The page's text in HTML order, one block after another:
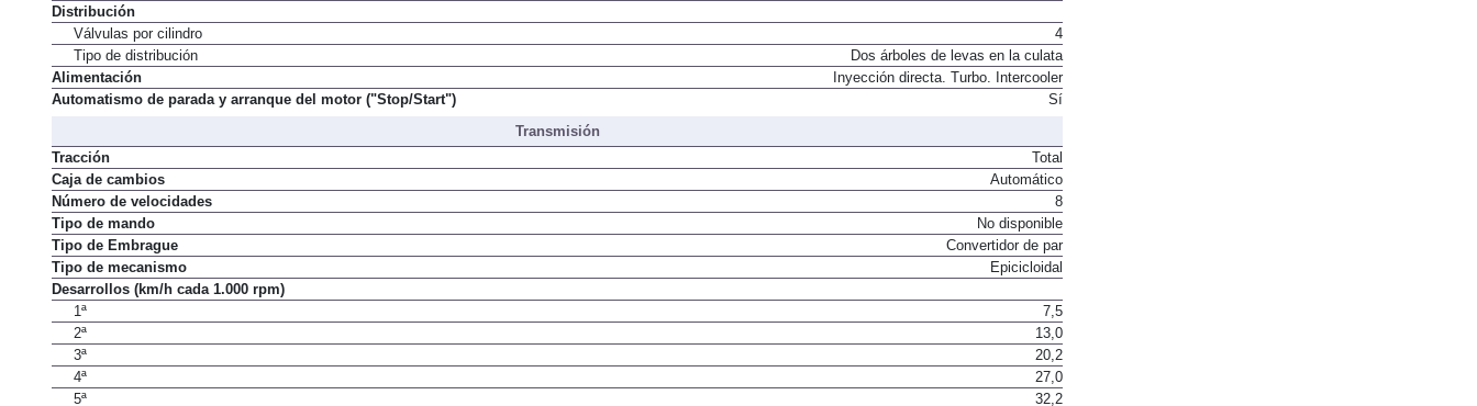
Distribución
Válvulas por cilindro
4
Tipo de distribución
Dos árboles de levas en la culata
Alimentación
Inyección directa. Turbo. Intercooler
Automatismo de parada y arranque del motor ("Stop/Start")
Sí
Transmisión
Tracción
Total
Caja de cambios
Automático
Número de velocidades
8
Tipo de mando
No disponible
Tipo de Embrague
Convertidor de par
Tipo de mecanismo
Epicicloidal
Desarrollos (km/h cada 1.000 rpm)
1ª
7,5
2ª
13,0
3ª
20,2
4ª
27,0
5ª
32,2